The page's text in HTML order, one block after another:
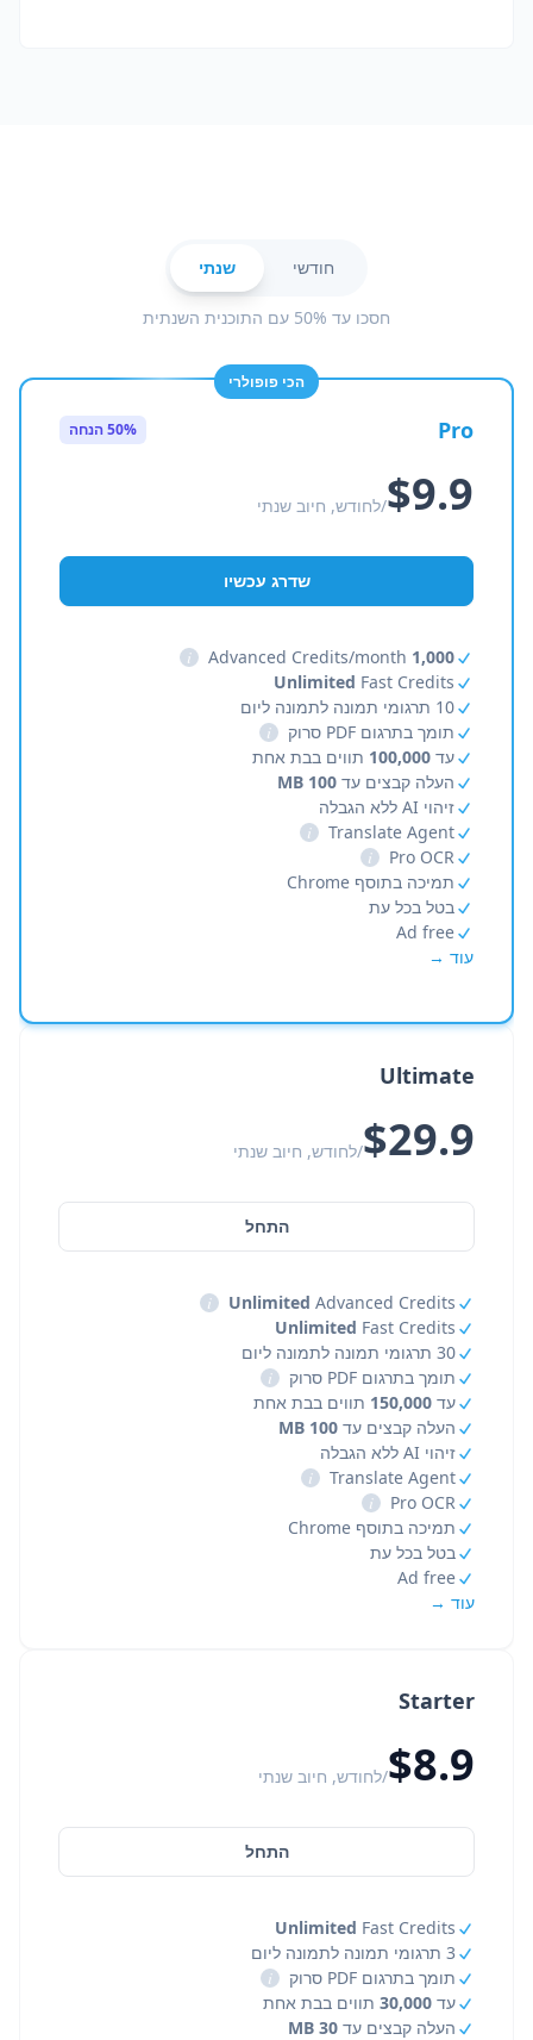
חודשי שנתי
חסכו עד 50% עם התוכנית השנתית
Starter
$8.9/לחודש, חיוב שנתי
התחל
Unlimited Fast Credits
3 תרגומי תמונה לתמונה ליום
תומך בתרגום PDF סרוק
i
עד 30,000 תווים בבת אחת
העלה קבצים עד 30 MB
הכי פופולרי
Pro 50% הנחה
$9.9/לחודש, חיוב שנתי
שדרג עכשיו
1,000
i
Unlimited Fast Credits
10 תרגומי תמונה לתמונה ליום
תומך בתרגום PDF סרוק
i
עד 100,000 תווים בבת אחת
העלה קבצים עד 100 MB
זיהוי AI ללא הגבלה
Translate Agent
i
Pro OCR
i
תמיכה בתוסף Chrome
בטל בכל עת
Ad free
עוד →
Ultimate
$29.9/לחודש, חיוב שנתי
התחל
Unlimited Advanced Credits
i
Unlimited Fast Credits
30 תרגומי תמונה לתמונה ליום
תומך בתרגום PDF סרוק
i
עד 150,000 תווים בבת אחת
העלה קבצים עד 100 MB
זיהוי AI ללא הגבלה
Translate Agent
i
Pro OCR
i
תמיכה בתוסף Chrome
בטל בכל עת
Ad free
עוד →